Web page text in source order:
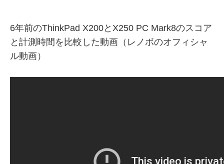
6年前のThinkPad X200とX250 PC Mark8のスコア
と計測時間を比較した動画（レノボのオフィシャ
ル動画）